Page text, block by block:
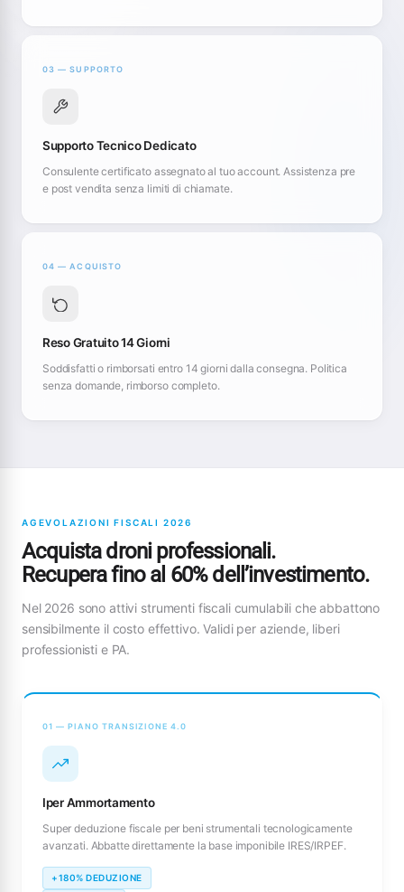
03 — SUPPORTO
Supporto Tecnico Dedicato
Consulente certificato assegnato al tuo account. Assistenza pre
e post vendita senza limiti di chiamate.
04 — ACQUISTO
Reso Gratuito 14 Giorni
Soddisfatti o rimborsati entro 14 giorni dalla consegna. Politica
senza domande, rimborso completo.
AGEVOLAZIONI FISCALI 2026
Acquista droni professionali.
Recupera fino al 60% dell’investimento.
Nel 2026 sono attivi strumenti fiscali cumulabili che abbattono
sensibilmente il costo effettivo. Validi per aziende, liberi
professionisti e PA.
01 — PIANO TRANSIZIONE 4.0
Iper Ammortamento
Super deduzione fiscale per beni strumentali tecnologicamente
avanzati. Abbatte direttamente la base imponibile IRES/IRPEF.
+180% DEDUZIONE